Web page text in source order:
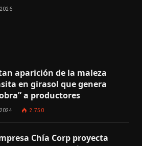
aparición de la maleza
en girasol que genera
a productores
2.750
Chía Corp proyecta